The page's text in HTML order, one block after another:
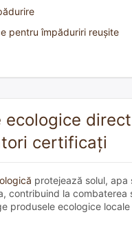
pentru împăduriri reușite
ecologice
certificați
protejează solul, apa
contribuind la combaterea
produsele ecologice